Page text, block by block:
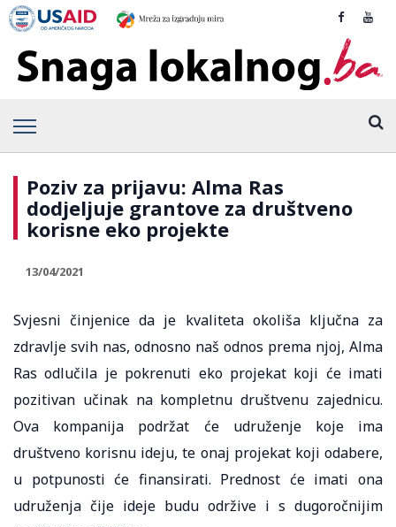
Poziv za prijavu: Alma Ras
dodjeljuje grantove za društveno
korisne eko projekte
13/04/2021
Svjesni činjenice da je kvaliteta okoliša ključna za
zdravlje svih nas, odnosno naš odnos prema njoj, Alma
Ras odlučila je pokrenuti eko projekat koji će imati
pozitivan učinak na kompletnu društvenu zajednicu.
Ova kompanija podržat će udruženje koje ima
društveno korisnu ideju, te onaj projekat koji odabere,
u potpunosti će finansirati. Prednost će imati ona
udruženja čije ideje budu održive i s dugoročnijim